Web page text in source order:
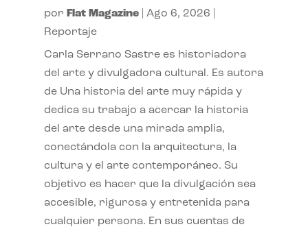
por Flat Magazine| Ago 6, 2026
Reportaje
Carla Serrano Sastre es historiadora
del arte y divulgadora cultural. Es autora
de Una historia del arte muy rápida y
dedica su trabajo a acercar la historia
del arte desde una mirada amplia,
conectándola con la arquitectura, la
cultura y el arte contemporáneo. Su
objetivo es hacer que la divulgación sea
accesible, rigurosa y entretenida para
cualquier persona. En sus cuentas de